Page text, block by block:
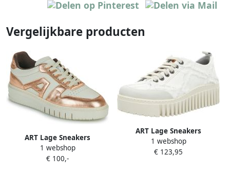
Vergelijkbare producten
ART Lage Sneakers
BELLEVILLE
1 webshop
€ 100,-
ART Lage Sneakers
1 webshop
€ 123,95